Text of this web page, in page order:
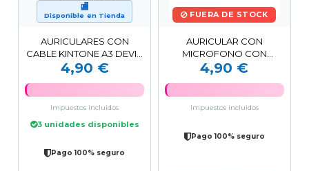
🏬
Disponible en Tienda
AURICULARES CON
CABLE KINTONE A3 DEVIA
BLANCO
4,90 €
Impuestos incluidos
3 unidades disponibles
Pago 100% seguro
FUERA DE STOCK
AURICULAR CON
MICROFONO CON
PUERTO LIGHTNING EP85
NEGRO XO
4,90 €
Impuestos incluidos
Pago 100% seguro